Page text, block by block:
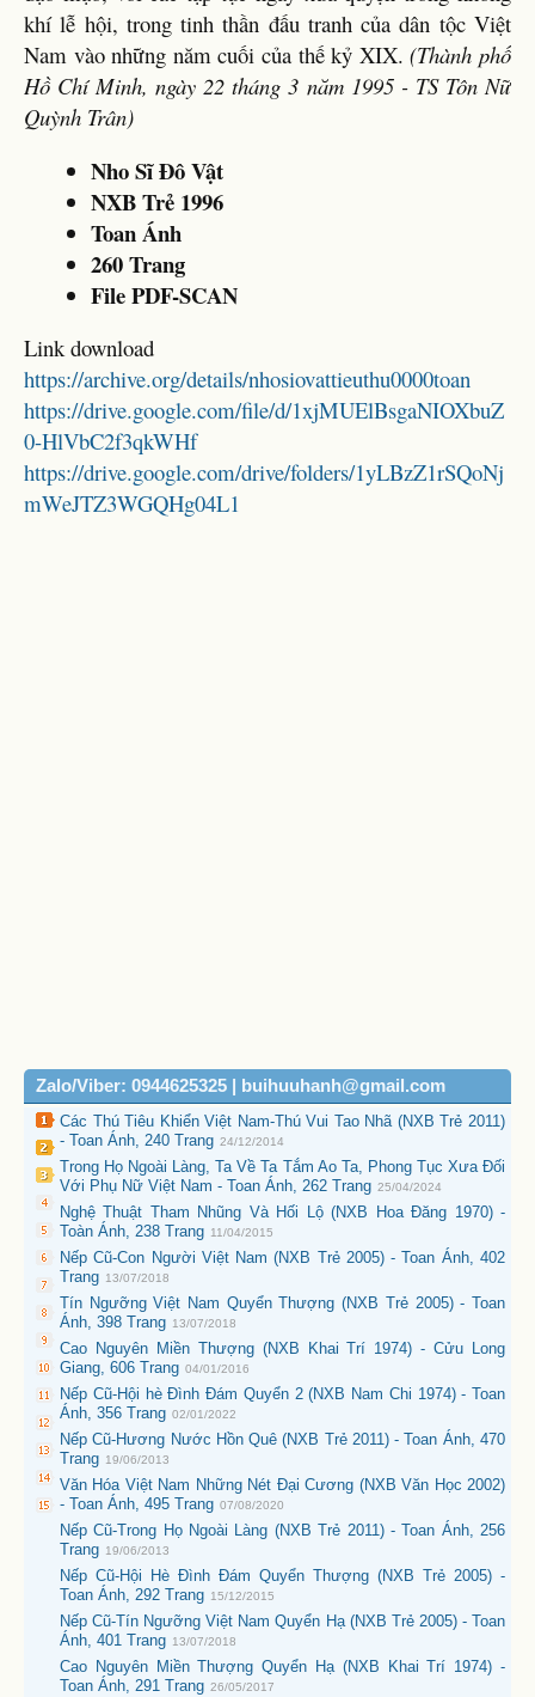
khí lễ hội, trong tinh thần đấu tranh của dân tộc Việt
Nam vào những năm cuối của thế kỷ XIX.(Thành phố
Hồ Chí Minh, ngày 22 tháng 3 năm 1995 - TS Tôn Nữ
Quỳnh Trân)
Nho Sĩ Đô Vật
NXB Trẻ 1996
Toan Ánh
260 Trang
File PDF-SCAN
Link download
https://archive.org/details/nhosiovattieuthu0000toan
https://drive.google.com/file/d/1xjMUElBsgaNIOXbuZ
0-HlVbC2f3qkWHf
https://drive.google.com/drive/folders/1yLBzZ1rSQoNj
mWeJTZ3WGQHg04L1
Zalo/Viber: 0944625325 | buihuuhanh@gmail.com
Các Thú Tiêu Khiển Việt Nam-Thú Vui Tao Nhã (NXB Trẻ 2011)
- Toan Ánh, 240 Trang 24/12/2014
Trong Họ Ngoài Làng, Ta Về Ta Tắm Ao Ta, Phong Tục Xưa Đối
Với Phụ Nữ Việt Nam - Toan Ánh, 262 Trang 25/04/2024
Nghệ Thuật Tham Nhũng Và Hối Lộ (NXB Hoa Đăng 1970) -
Toàn Ánh, 238 Trang 11/04/2015
Nếp Cũ-Con Người Việt Nam (NXB Trẻ 2005) - Toan Ánh, 402
Trang 13/07/2018
Tín Ngưỡng Việt Nam Quyển Thượng (NXB Trẻ 2005) - Toan
Ánh, 398 Trang 13/07/2018
Cao Nguyên Miền Thượng (NXB Khai Trí 1974) - Cửu Long
Giang, 606 Trang 04/01/2016
Nếp Cũ-Hội hè Đình Đám Quyển 2 (NXB Nam Chi 1974) - Toan
Ánh, 356 Trang 02/01/2022
Nếp Cũ-Hương Nước Hồn Quê (NXB Trẻ 2011) - Toan Ánh, 470
Trang 19/06/2013
Văn Hóa Việt Nam Những Nét Đại Cương (NXB Văn Học 2002)
- Toan Ánh, 495 Trang 07/08/2020
Nếp Cũ-Trong Họ Ngoài Làng (NXB Trẻ 2011) - Toan Ánh, 256
Trang 19/06/2013
Nếp Cũ-Hội Hè Đình Đám Quyển Thượng (NXB Trẻ 2005) -
Toan Ánh, 292 Trang 15/12/2015
Nếp Cũ-Tín Ngưỡng Việt Nam Quyển Hạ (NXB Trẻ 2005) - Toan
Ánh, 401 Trang 13/07/2018
Cao Nguyên Miền Thượng Quyển Hạ (NXB Khai Trí 1974) -
Toan Ánh, 291 Trang 26/05/2017